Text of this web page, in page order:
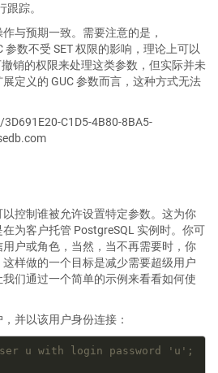
跟踪。
与预期一致。需要注意的是，
参数不受 SET 权限的影响，理论上可以
销的权限来处理这类参数，但实际并未
定义的 GUC 参数而言，这种方式无法
C1D5-4B80-8BA5-
控制谁被允许设置特定参数。这为你
为客户托管 PostgreSQL 实例时。你可
户或角色，当然，当不再需要时，你
样做的一个目标是减少需要超级用户
们通过一个简单的示例来看看如何使
并以该用户身份连接：
u with login password 'u';